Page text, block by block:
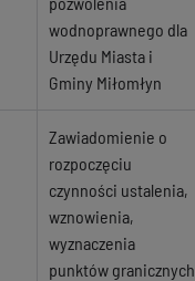
wodnoprawnego dla
Urzędu Miasta i
Gminy Miłomłyn
Zawiadomienie o
rozpoczęciu
czynności ustalenia,
wznowienia,
wyznaczenia
punktów granicznych